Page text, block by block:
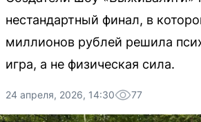
нестандартный финал, в
миллионов рублей решила
игра, а не физическая сила.
24 апреля, 2026, 14:30 77